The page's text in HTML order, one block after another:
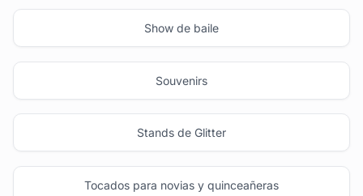
Show de baile
Souvenirs
Stands de Glitter
Tocados para novias y quinceañeras